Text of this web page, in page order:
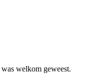
welkom geweest.